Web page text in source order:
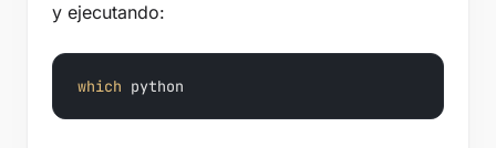
y ejecutando:
which python